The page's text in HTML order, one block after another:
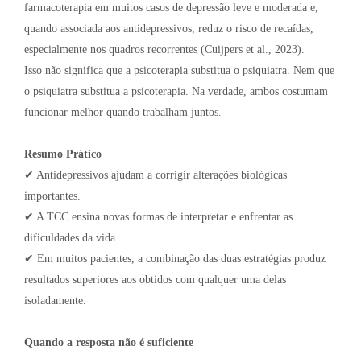
farmacoterapia em muitos casos de depressão leve e moderada e,
quando associada aos antidepressivos, reduz o risco de recaídas,
especialmente nos quadros recorrentes (Cuijpers et al., 2023).
Isso não significa que a psicoterapia substitua o psiquiatra. Nem que
o psiquiatra substitua a psicoterapia. Na verdade, ambos costumam
funcionar melhor quando trabalham juntos.
Resumo Prático
✔ Antidepressivos ajudam a corrigir alterações biológicas
importantes.
✔ A TCC ensina novas formas de interpretar e enfrentar as
dificuldades da vida.
✔ Em muitos pacientes, a combinação das duas estratégias produz
resultados superiores aos obtidos com qualquer uma delas
isoladamente.
Quando a resposta não é suficiente